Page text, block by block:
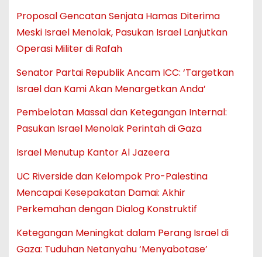
Proposal Gencatan Senjata Hamas Diterima
Meski Israel Menolak, Pasukan Israel Lanjutkan
Operasi Militer di Rafah
Senator Partai Republik Ancam ICC: ‘Targetkan
Israel dan Kami Akan Menargetkan Anda’
Pembelotan Massal dan Ketegangan Internal:
Pasukan Israel Menolak Perintah di Gaza
Israel Menutup Kantor Al Jazeera
UC Riverside dan Kelompok Pro-Palestina
Mencapai Kesepakatan Damai: Akhir
Perkemahan dengan Dialog Konstruktif
Ketegangan Meningkat dalam Perang Israel di
Gaza: Tuduhan Netanyahu ‘Menyabotase’